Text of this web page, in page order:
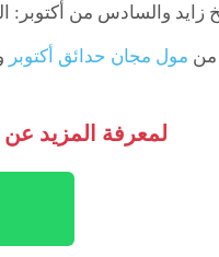
زايد والسادس من أكتوبر:
من مول مجان حدائق أكتوبر
لمعرفة المزيد عن